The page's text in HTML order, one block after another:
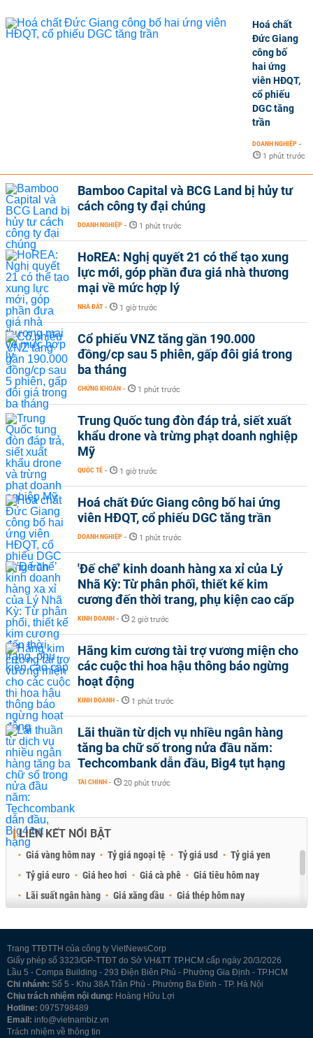
Hoá chất
Đức Giang
công bố
hai ứng
viên HĐQT,
cổ phiếu
DGC tăng
trần
DOANH NGHIỆP -
1 phút trước
Bamboo Capital và BCG Land bị hủy tư
cách công ty đại chúng
DOANH NGHIỆP - 1 phút trước
HoREA: Nghị quyết 21 có thể tạo xung
lực mới, góp phần đưa giá nhà thương
mại về mức hợp lý
NHÀ ĐẤT - 1 giờ trước
Cổ phiếu VNZ tăng gần 190.000
đồng/cp sau 5 phiên, gấp đôi giá trong
ba tháng
CHỨNG KHOÁN - 1 phút trước
Trung Quốc tung đòn đáp trả, siết xuất
khẩu drone và trừng phạt doanh nghiệp
Mỹ
QUỐC TẾ - 1 giờ trước
Hoá chất Đức Giang công bố hai ứng
viên HĐQT, cổ phiếu DGC tăng trần
DOANH NGHIỆP - 1 phút trước
'Đế chế’ kinh doanh hàng xa xỉ của Lý
Nhã Kỳ: Từ phân phối, thiết kế kim
cương đến thời trang, phụ kiện cao cấp
KINH DOANH - 2 giờ trước
Hãng kim cương tài trợ vương miện cho
các cuộc thi hoa hậu thông báo ngừng
hoạt động
KINH DOANH - 1 phút trước
Lãi thuần từ dịch vụ nhiều ngân hàng
tăng ba chữ số trong nửa đầu năm:
Techcombank dẫn đầu, Big4 tụt hạng
TÀI CHÍNH - 20 phút trước
LIÊN KẾT NỔI BẬT
Giá vàng hôm nay Tỷ giá ngoại tệ Tỷ giá usd
Tỷ giá yen
Tỷ giá euro
Giá heo hơi Giá cà phê
Giá tiêu hôm nay
Lãi suất ngân hàng
Giá xăng dầu
Giá thép hôm nay
Trang TTĐTTH của công ty VietNewsCorp
Giấy phép số 3323/GP-TTĐT do Sở VH&TT TP.HCM cấp ngày 20/3/2026
Lầu 5 - Compa Building - 293 Điện Biên Phủ - Phường Gia Định - TP.HCM
Chi nhánh: Số 5 - Khu 38A Trần Phú - Phường Ba Đình - TP. Hà Nội
Chịu trách nhiệm nội dung: Hoàng Hữu Lợi
Hotline: 0975798489
Email: info@vietnambiz.vn
Trách nhiệm về thông tin